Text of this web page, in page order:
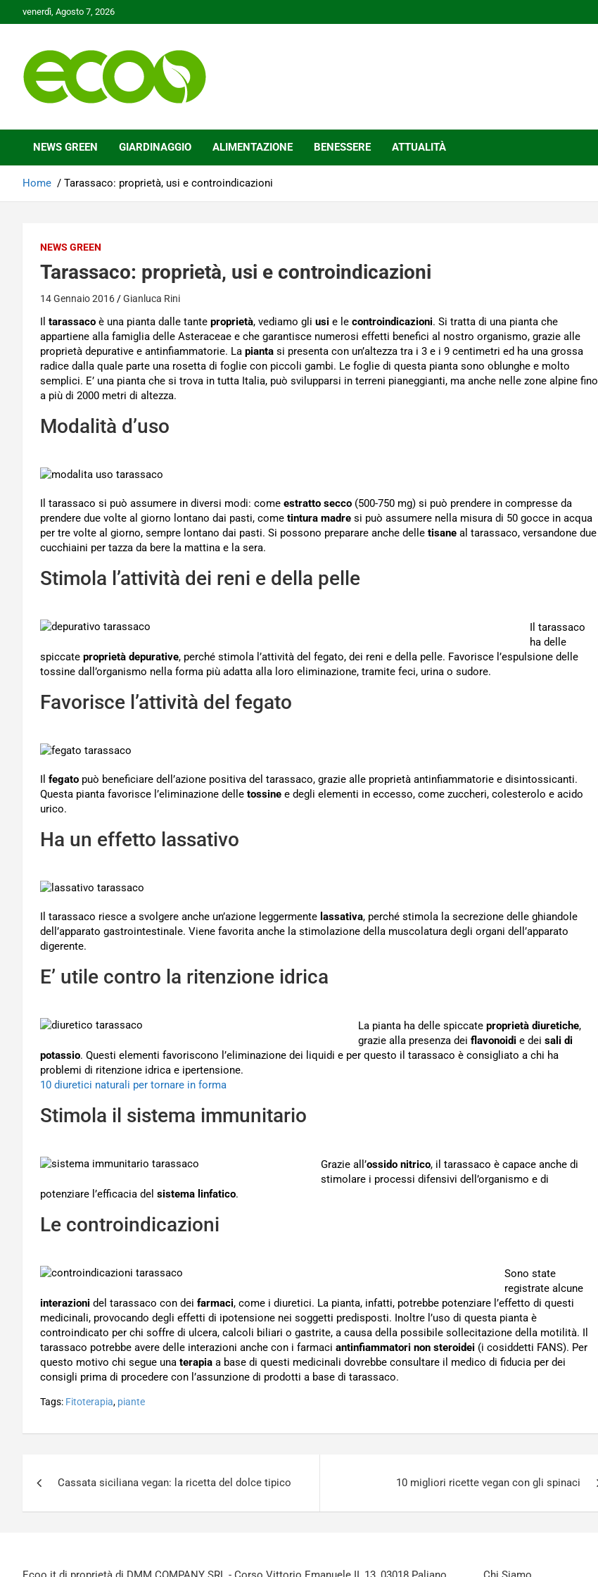
to
venerdì, Agosto 7, 2026
Ecoo.it
NEWS GREEN GIARDINAGGIO ALIMENTAZIONE BENESSERE ATTUALITÀ
Home Tarassaco: proprietà, usi e controindicazioni
NEWS GREEN
Tarassaco: proprietà, usi e controindicazioni
14 Gennaio 2016 Gianluca Rini
Il tarassaco è una pianta dalle tante proprietà, vediamo gli usi e le controindicazioni. Si tratta di una pianta che
appartiene alla famiglia delle Asteraceae e che garantisce numerosi effetti benefici al nostro organismo, grazie alle
proprietà depurative e antinfiammatorie. La pianta si presenta con un’altezza tra i 3 e i 9 centimetri ed ha una grossa
radice dalla quale parte una rosetta di foglie con piccoli gambi. Le foglie di questa pianta sono oblunghe e molto
semplici. E’ una pianta che si trova in tutta Italia, può svilupparsi in terreni pianeggianti, ma anche nelle zone alpine fino
a più di 2000 metri di altezza.
Modalità d’uso
Il tarassaco si può assumere in diversi modi: come estratto secco (500-750 mg) si può prendere in compresse da
prendere due volte al giorno lontano dai pasti, come tintura madre si può assumere nella misura di 50 gocce in acqua
per tre volte al giorno, sempre lontano dai pasti. Si possono preparare anche delle tisane al tarassaco, versandone due
cucchiaini per tazza da bere la mattina e la sera.
Stimola l’attività dei reni e della pelle
Il tarassaco
ha delle
spiccate proprietà depurative, perché stimola l’attività del fegato, dei reni e della pelle. Favorisce l’espulsione delle
tossine dall’organismo nella forma più adatta alla loro eliminazione, tramite feci, urina o sudore.
Favorisce l’attività del fegato
Il fegato può beneficiare dell’azione positiva del tarassaco, grazie alle proprietà antinfiammatorie e disintossicanti.
Questa pianta favorisce l’eliminazione delle tossine e degli elementi in eccesso, come zuccheri, colesterolo e acido
urico.
Ha un effetto lassativo
Il tarassaco riesce a svolgere anche un’azione leggermente lassativa, perché stimola la secrezione delle ghiandole
dell’apparato gastrointestinale. Viene favorita anche la stimolazione della muscolatura degli organi dell’apparato
digerente.
E’ utile contro la ritenzione idrica
La pianta ha delle spiccate proprietà diuretiche,
grazie alla presenza dei flavonoidi e dei sali di
potassio. Questi elementi favoriscono l’eliminazione dei liquidi e per questo il tarassaco è consigliato a chi ha
problemi di ritenzione idrica e ipertensione.
10 diuretici naturali per tornare in forma
Stimola il sistema immunitario
Grazie all’ossido nitrico, il tarassaco è capace anche di
stimolare i processi difensivi dell’organismo e di
potenziare l’efficacia del sistema linfatico.
Le controindicazioni
Sono state
registrate alcune
interazioni del tarassaco con dei farmaci, come i diuretici. La pianta, infatti, potrebbe potenziare l’effetto di questi
medicinali, provocando degli effetti di ipotensione nei soggetti predisposti. Inoltre l’uso di questa pianta è
controindicato per chi soffre di ulcera, calcoli biliari o gastrite, a causa della possibile sollecitazione della motilità. Il
tarassaco potrebbe avere delle interazioni anche con i farmaci antinfiammatori non steroidei (i cosiddetti FANS). Per
questo motivo chi segue una terapia a base di questi medicinali dovrebbe consultare il medico di fiducia per dei
consigli prima di procedere con l’assunzione di prodotti a base di tarassaco.
Tags: Fitoterapia, piante
Cassata siciliana vegan: la ricetta del dolce tipico 10 migliori ricette vegan con gli spinaci